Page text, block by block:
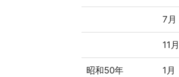
7月
11月
昭和50年 1月